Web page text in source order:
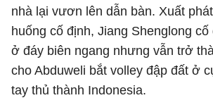
nhà lại vươn lên dẫn bàn. Xuất
huống cố định, Jiang Shenglong
ở đáy biên ngang nhưng vẫn trở
cho Abduweli bắt volley đập đất ở
tay thủ thành Indonesia.